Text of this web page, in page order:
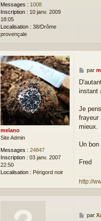
Messages : 1008
Inscription : 10 janv. 2009
18:05
Localisation : 38/Drôme
provençale
melano
Site Admin
Messages : 24847
Inscription : 03 janv. 2007
22:50
Localisation : Périgord noir
M
s
s
g
par
instant
Je
frayeur
mieux.
Un
Fred
http://
M
par